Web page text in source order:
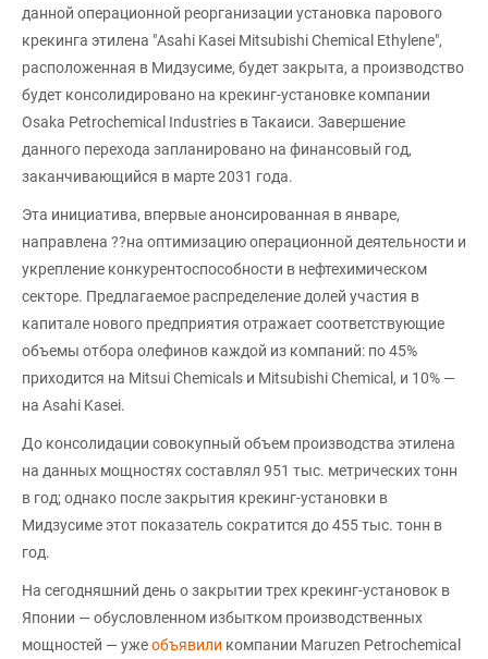
данной операционной реорганизации установка парового
крекинга этилена "Asahi Kasei Mitsubishi Chemical Ethylene",
расположенная в Мидзусиме, будет закрыта, а производство
будет консолидировано на крекинг-установке компании
Osaka Petrochemical Industries в Такаиси. Завершение
данного перехода запланировано на финансовый год,
заканчивающийся в марте 2031 года.
Эта инициатива, впервые анонсированная в январе,
направлена ??на оптимизацию операционной деятельности и
укрепление конкурентоспособности в нефтехимическом
секторе. Предлагаемое распределение долей участия в
капитале нового предприятия отражает соответствующие
объемы отбора олефинов каждой из компаний: по 45%
приходится на Mitsui Chemicals и Mitsubishi Chemical, и 10% —
на Asahi Kasei.
До консолидации совокупный объем производства этилена
на данных мощностях составлял 951 тыс. метрических тонн
в год; однако после закрытия крекинг-установки в
Мидзусиме этот показатель сократится до 455 тыс. тонн в
год.
На сегодняшний день о закрытии трех крекинг-установок в
Японии — обусловленном избытком производственных
мощностей — ужеобъявили компании Maruzen Petrochemical